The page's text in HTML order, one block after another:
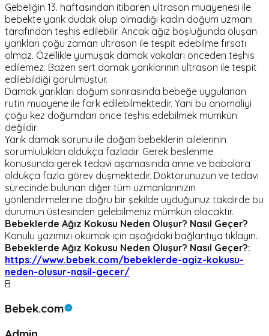
Gebeliğin 13. haftasından itibaren ultrason muayenesi ile
bebekte yarık dudak olup olmadığı kadın doğum uzmanı
tarafından teşhis edilebilir. Ancak ağız boşluğunda oluşan
yarıkları çoğu zaman ultrason ile tespit edebilme fırsatı
olmaz. Özellikle yumuşak damak vakaları önceden teşhis
edilemez. Bazen sert damak yarıklarının ultrason ile tespit
edilebildiği görülmüştür.
Damak yarıkları doğum sonrasında bebeğe uygulanan
rutin muayene ile fark edilebilmektedir. Yani bu anomaliyi
çoğu kez doğumdan önce teşhis edebilmek mümkün
değildir.
Yarık damak sorunu ile doğan bebeklerin ailelerinin
sorumlulukları oldukça fazladır. Gerek beslenme
konusunda gerek tedavi aşamasında anne ve babalara
oldukça fazla görev düşmektedir. Doktorunuzun ve tedavi
sürecinde bulunan diğer tüm uzmanlarınızın
yönlendirmelerine doğru bir şekilde uyduğunuz takdirde bu
durumun üstesinden gelebilmeniz mümkün olacaktır.
Bebeklerde Ağız Kokusu Neden Oluşur? Nasıl Geçer?
Konulu yazımızı okumak için aşağıdaki bağlantıya tıklayın.
Bebeklerde Ağız Kokusu Neden Oluşur? Nasıl Geçer?:
https://www.bebek.com/bebeklerde-agiz-kokusu-
neden-olusur-nasil-gecer/
B
Bebek.com